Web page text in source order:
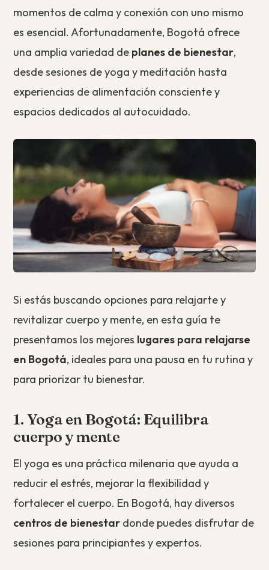
momentos de calma y conexión con uno mismo
es esencial. Afortunadamente, Bogotá ofrece
una amplia variedad de planes de bienestar,
desde sesiones de yoga y meditación hasta
experiencias de alimentación consciente y
espacios dedicados al autocuidado.
Si estás buscando opciones para relajarte y
revitalizar cuerpo y mente, en esta guía te
presentamos los mejores lugares para relajarse
en Bogotá, ideales para una pausa en tu rutina y
para priorizar tu bienestar.
1. Yoga en Bogotá: Equilibra
cuerpo y mente
El yoga es una práctica milenaria que ayuda a
reducir el estrés, mejorar la flexibilidad y
fortalecer el cuerpo. En Bogotá, hay diversos
centros de bienestar donde puedes disfrutar de
sesiones para principiantes y expertos.